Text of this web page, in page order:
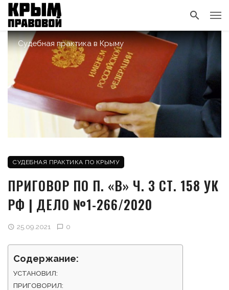
Судебная практика в Крыму
СУДЕБНАЯ ПРАКТИКА ПО КРЫМУ
ПРИГОВОР ПО П. «В» Ч. 3 СТ. 158 УК
РФ | ДЕЛО №1-266/2020
25.09.2021 0
Содержание:
УСТАНОВИЛ:
ПРИГОВОРИЛ: